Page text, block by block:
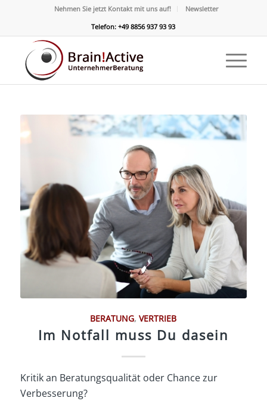
Nehmen Sie jetzt Kontakt mit uns auf!
Newsletter
Telefon: +49 8856 937 93 93
BERATUNG,VERTRIEB
Im Notfall muss Du dasein
Kritik an Beratungsqualität oder Chance zur
Verbesserung?